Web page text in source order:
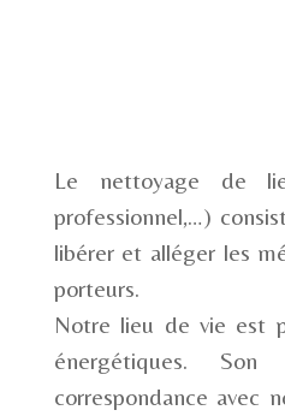
Le nettoyage de
professionnel,…)
libérer et alléger les
porteurs.
Notre lieu de vie est
énergétiques.
correspondance avec